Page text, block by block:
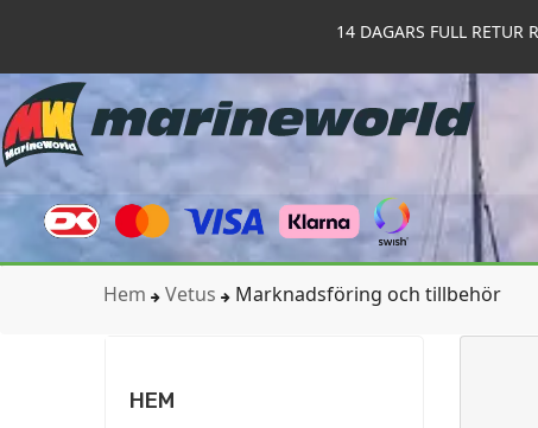
14 DAGARS FULL RETUR
Hem Vetus Marknadsföring och tillbehör
HEM